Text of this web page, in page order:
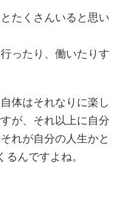
たくさんいると思い
ったり、働いたりす
体はそれなりに楽し
が、それ以上に自分
れが自分の人生かと
んですよね。